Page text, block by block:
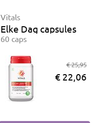
Vitals
Elke Dag capsules
60 caps
€ 25,95
€ 22,06